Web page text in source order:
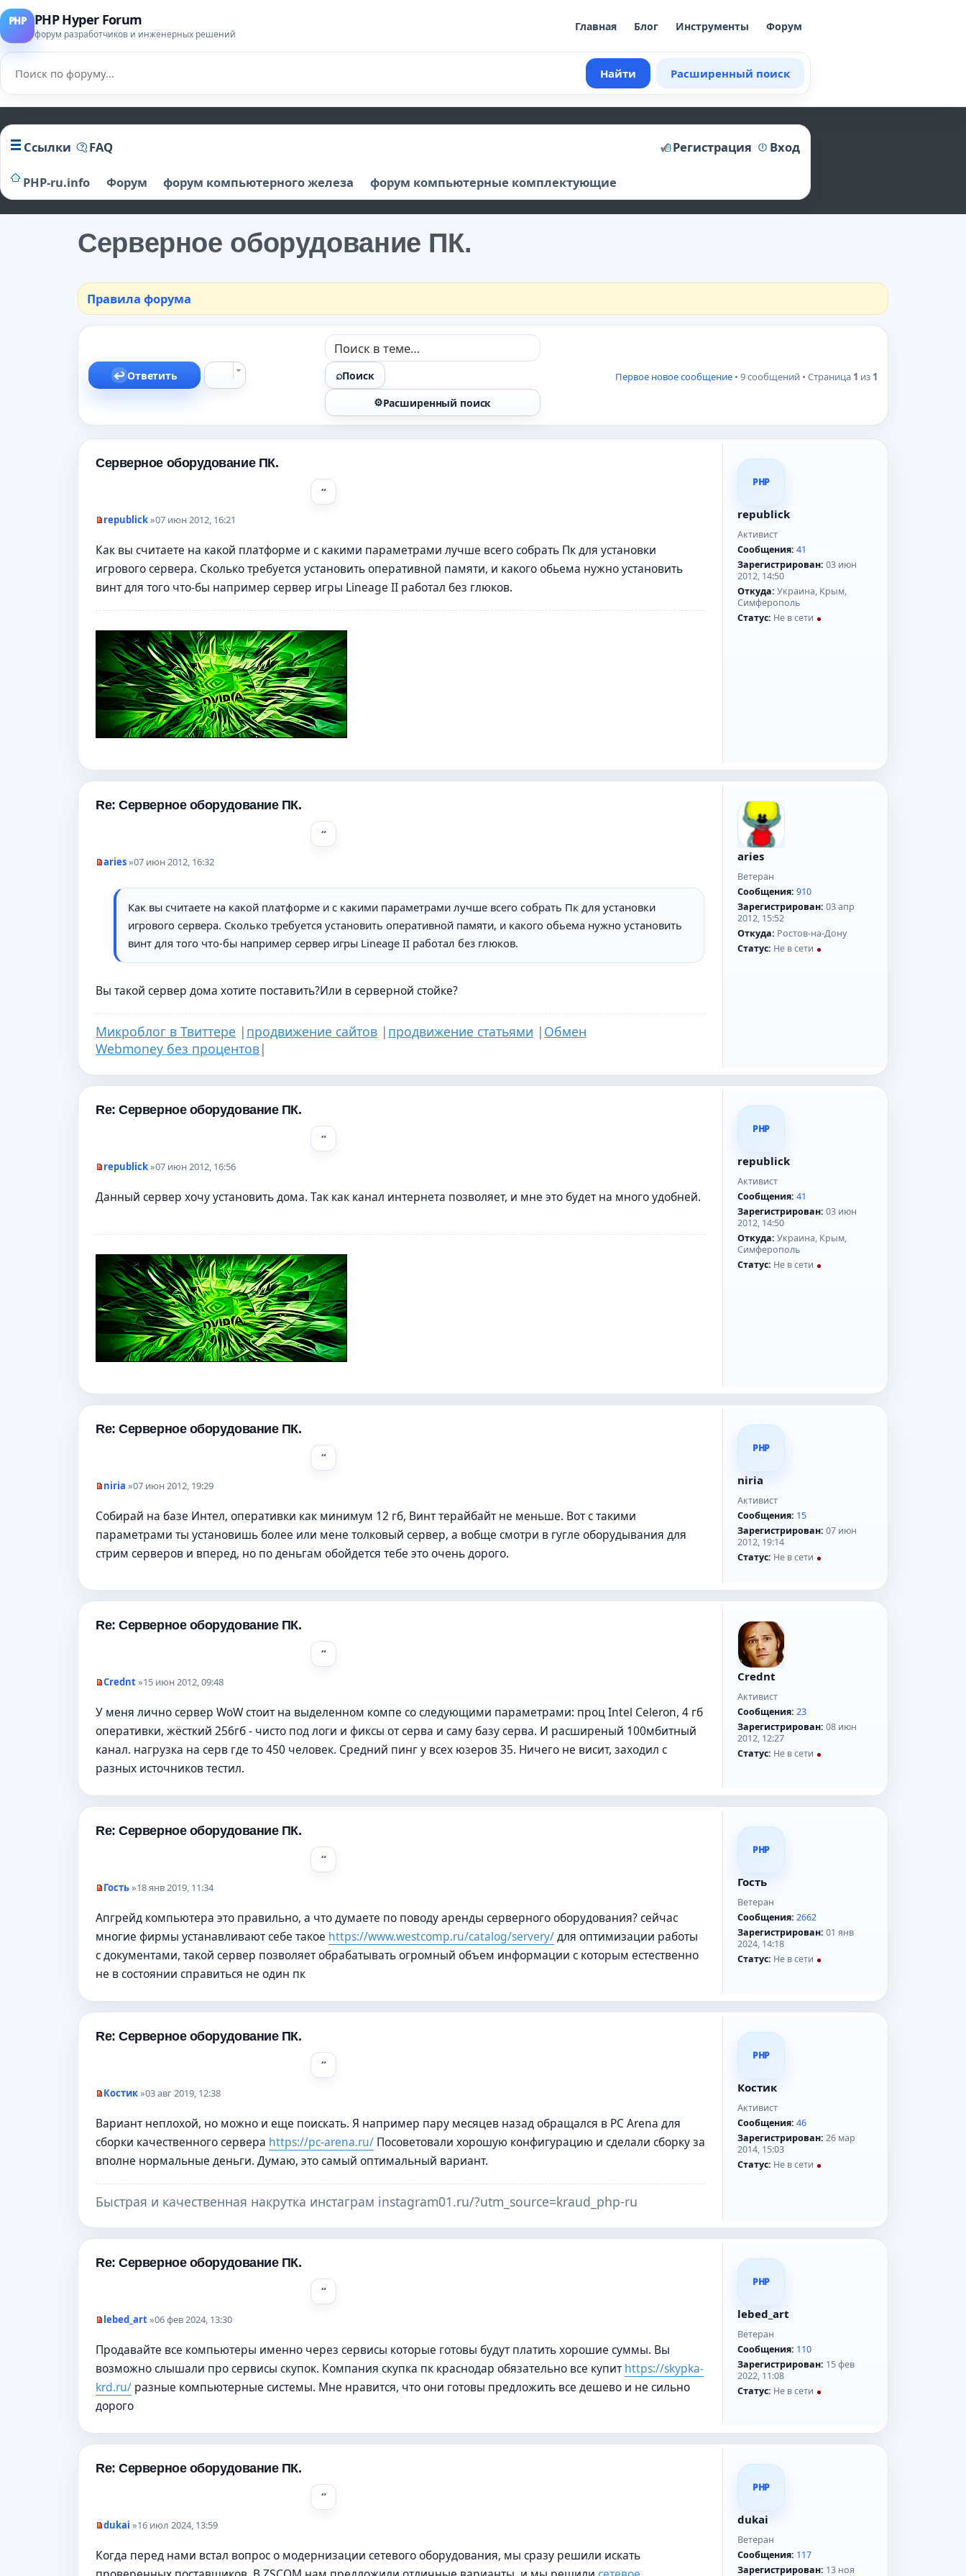
PHP Hyper Forum
форум разработчиков и инженерных решений
Главная Блог Инструменты Форум
Найти Расширенный поиск
Ссылки FAQ Вход
Регистрация
PHP-ru.info Форум форум компьютерного железа форум компьютерные комплектующие
Серверное оборудование ПК.
Правила форума
Ответить
Поиск
Расширенный поиск
Первое новое сообщение • 9 сообщений • Страница 1 из 1
PHP
republick
Активист
Сообщения: 41
Зарегистрирован: 03 июн
2012, 14:50
Откуда: Украина, Крым,
Симферополь
Статус: Не в сети
Серверное оборудование ПК.
п
о
ч
и
а
о
с
о
о
б
щ
е
republick»07 июн 2012, 16:21
Как вы считаете на какой платформе и с какими параметрами лучше всего собрать Пк для установки
игрового сервера. Сколько требуется установить оперативной памяти, и какого обьема нужно установить
винт для того что-бы например сервер игры Lineage II работал без глюков.
aries
Ветеран
Сообщения: 910
Зарегистрирован: 03 апр
2012, 15:52
Откуда: Ростов-на-Дону
Статус: Не в сети
Re: Серверное оборудование ПК.
о
с
о
б
щ
н
и
aries»07 июн 2012, 16:32
Как вы считаете на какой платформе и с какими параметрами лучше всего собрать Пк для установки
игрового сервера. Сколько требуется установить оперативной памяти, и какого обьема нужно установить
винт для того что-бы например сервер игры Lineage II работал без глюков.
Вы такой сервер дома хотите поставить?Или в серверной стойке?
Микроблог в Твиттере | продвижение сайтов | продвижение статьями | Обмен
Webmoney без процентов|
PHP
republick
Активист
Сообщения: 41
Зарегистрирован: 03 июн
2012, 14:50
Откуда: Украина, Крым,
Симферополь
Статус: Не в сети
Re: Серверное оборудование ПК.
п
н
н
о
е
с
о
б
и
republick»07 июн 2012, 16:56
Данный сервер хочу установить дома. Так как канал интернета позволяет, и мне это будет на много удобней.
PHP
niria
Активист
Сообщения: 15
Зарегистрирован: 07 июн
2012, 19:14
Статус: Не в сети
Re: Серверное оборудование ПК.
п
о
ч
и
н
н
е
щ
е
и
е
niria »07 июн 2012, 19:29
Собирай на базе Интел, оперативки как минимум 12 гб, Винт терайбайт не меньше. Вот с такими
параметрами ты установишь более или мене толковый сервер, а вобще смотри в гугле оборудывания для
стрим серверов и вперед, но по деньгам обойдется тебе это очень дорого.
Crednt
Активист
Сообщения: 23
Зарегистрирован: 08 июн
2012, 12:27
Статус: Не в сети
Re: Серверное оборудование ПК.
п
о
ч
и
т
а
н
о
с
е
н
е
Crednt»15 июн 2012, 09:48
У меня лично сервер WoW стоит на выделенном компе со следующими параметрами: проц Intel Celeron, 4 гб
оперативки, жёсткий 256гб - чисто под логи и фиксы от серва и саму базу серва. И расширеный 100мбитный
канал. нагрузка на серв где то 450 человек. Средний пинг у всех юзеров 35. Ничего не висит, заходил с
разных источников тестил.
PHP
Гость
Ветеран
Сообщения: 2662
Зарегистрирован: 01 янв
2024, 14:18
Статус: Не в сети
Re: Серверное оборудование ПК.
п
о
ч
и
т
а
н
о
с
е
н
е
Гость»18 янв 2019, 11:34
Апгрейд компьютера это правильно, а что думаете по поводу аренды серверного оборудования? сейчас
многие фирмы устанавливают себе такое https://www.westcomp.ru/catalog/servery/для оптимизации работы
с документами, такой сервер позволяет обрабатывать огромный объем информации с которым естественно
не в состоянии справиться не один пк
PHP
Костик
Активист
Сообщения: 46
Зарегистрирован: 26 мар
2014, 15:03
Статус: Не в сети
Re: Серверное оборудование ПК.
п
р
о
ч
и
а
н
н
е
с
о
и
Костик»03 авг 2019, 12:38
Вариант неплохой, но можно и еще поискать. Я например пару месяцев назад обращался в PC Arena для
сборки качественного сервера https://pc-arena.ru/ Посоветовали хорошую конфигурацию и сделали сборку за
вполне нормальные деньги. Думаю, это самый оптимальный вариант.
Быстрая и качественная накрутка инстаграм instagram01.ru/?utm_source=kraud_php-ru
PHP
lebed_art
Ветеран
Сообщения: 110
Зарегистрирован: 15 фев
2022, 11:08
Статус: Не в сети
Re: Серверное оборудование ПК.
п
р
о
ч
и
т
а
н
о
с
е
н
е
lebed_art»06 фев 2024, 13:30
Продавайте все компьютеры именно через сервисы которые готовы будут платить хорошие суммы. Вы
возможно слышали про сервисы скупок. Компания скупка пк краснодар обязательно все купит https://skypka-
krd.ru/ разные компьютерные системы. Мне нравится, что они готовы предложить все дешево и не сильно
дорого
PHP
dukai
Ветеран
Сообщения: 117
Зарегистрирован: 13 ноя
Re: Серверное оборудование ПК.
п
dukai »16 июл 2024, 13:59
Когда перед нами встал вопрос о модернизации сетевого оборудования, мы сразу решили искать